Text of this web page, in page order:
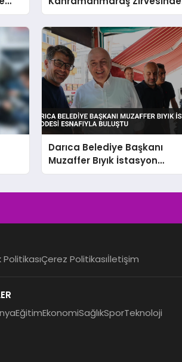
Deprem Bölgesindeki
Çalışmaları Anlattı
Darıca Belediye Başkanı
Muzaffer Bıyık İstasyon
Caddesi Esnafıyla Buluştu
PolitikasıÇerez Politikasıİletişim
EğitimEkonomiSağlıkSporTeknoloji